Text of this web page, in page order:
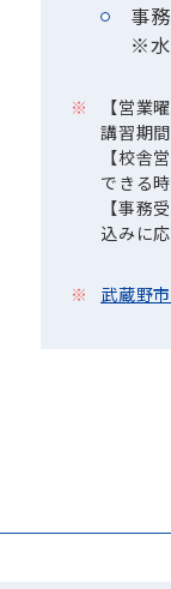
事
※水
【営業
講習期
【校舎
できる時
【事務
込みに
武蔵野